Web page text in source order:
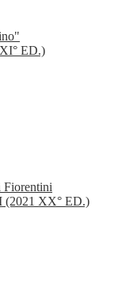
ED.)
Fiorentini
(2021 XX° ED.)